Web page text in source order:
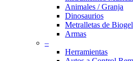
Animales / Granja
Dinosaurios
Metralletas de Biogel
Armas
–
Herramientas